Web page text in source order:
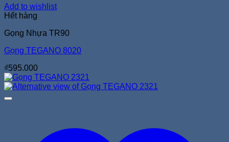
Add to wishlist
Hết hàng
Gọng Nhựa TR90
Gọng TEGANO 8020
₫595.000